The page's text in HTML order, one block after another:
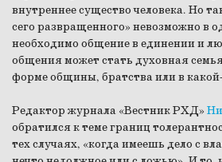
внутреннее существо человека. Но
сего развращенного» невозможно в
необходимо общение в единении и
общения может стать духовная
форме общины, братства или в
Редактор журнала «Вестник РХД»
обратился к теме границ
тех случаях, «когда имеешь дело с